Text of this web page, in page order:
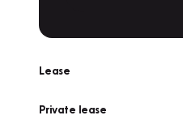
Lease
Private lease